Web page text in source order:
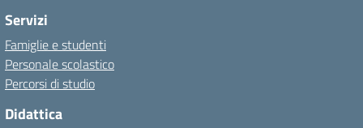
Servizi
Famiglie e studenti
Personale scolastico
Percorsi di studio
Didattica